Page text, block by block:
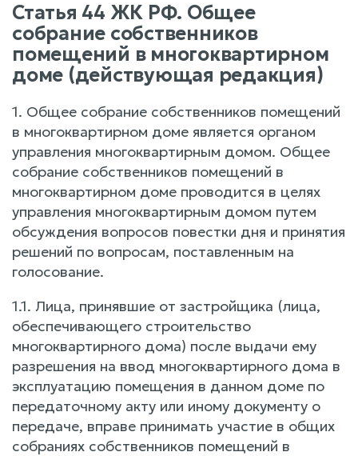
Статья 44 ЖК РФ. Общее
собрание собственников
помещений в многоквартирном
доме (действующая редакция)
1. Общее собрание собственников помещений
в многоквартирном доме является органом
управления многоквартирным домом. Общее
собрание собственников помещений в
многоквартирном доме проводится в целях
управления многоквартирным домом путем
обсуждения вопросов повестки дня и принятия
решений по вопросам, поставленным на
голосование.
1.1. Лица, принявшие от застройщика (лица,
обеспечивающего строительство
многоквартирного дома) после выдачи ему
разрешения на ввод многоквартирного дома в
эксплуатацию помещения в данном доме по
передаточному акту или иному документу о
передаче, вправе принимать участие в общих
собраниях собственников помещений в